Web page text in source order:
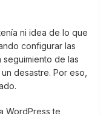
ni idea de lo que
configurar las
de las
desastre. Por eso,
WordPress te